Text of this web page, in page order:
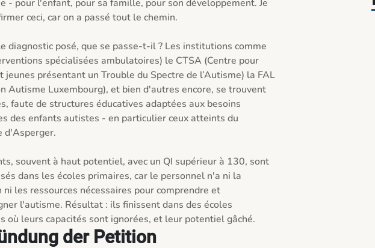
- pour l'enfant, pour sa famille, pour son développement. Je
ceci, car on a passé tout le chemin.
diagnostic posé, que se passe-t-il ? Les institutions comme
spécialisées ambulatoires) le CTSA (Centre pour
jeunes présentant un Trouble du Spectre de l’Autisme) la FAL
Autisme Luxembourg), et bien d'autres encore, se trouvent
faute de structures éducatives adaptées aux besoins
des enfants autistes - en particulier ceux atteints du
d'Asperger.
souvent à haut potentiel, avec un QI supérieur à 130, sont
dans les écoles primaires, car le personnel n'a ni la
les ressources nécessaires pour comprendre et
l'autisme. Résultat : ils finissent dans des écoles
der Petition